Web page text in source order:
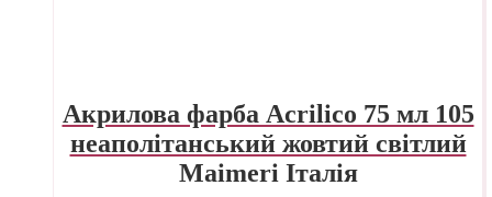
Акрилова фарба Acrilico 75 мл 105
неаполітанський жовтий світлий
Maimeri Італія